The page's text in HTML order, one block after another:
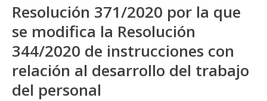
Resolución 371/2020 por la que
se modifica la Resolución
344/2020 de instrucciones con
relación al desarrollo del trabajo
del personal